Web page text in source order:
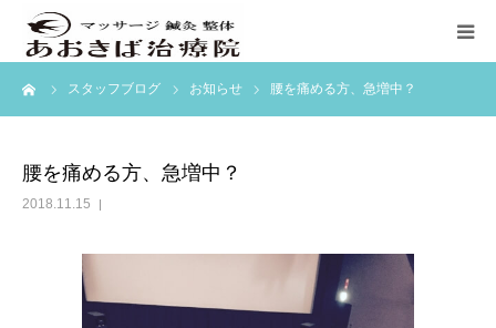
スタッフブログ お知らせ 腰を痛める方、急増中？
腰を痛める方、急増中？
2018.11.15
ホーム
訪問マッサージ